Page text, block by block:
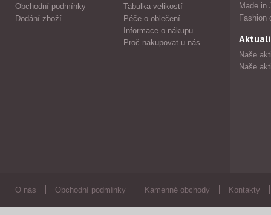
Obchodní podmínky
Dodání zboží
Tabulka velikostí
Péče o oblečení
Informace o nákupu
Proč nakupovat u nás
Made in
Fashion
Naše
Naše
O nás Obchodní podmínky Kamenné obchody Kontakty